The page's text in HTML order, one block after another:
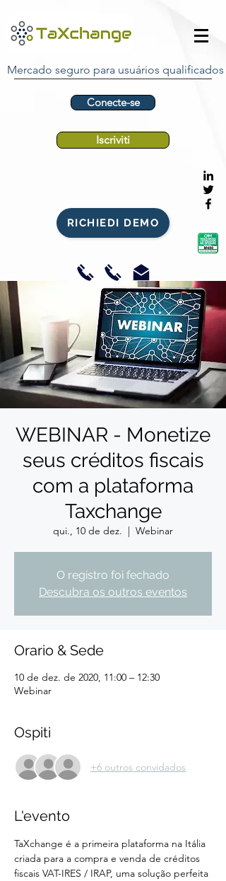
Mercado seguro para usuários qualificados
Conecte-se
Iscriviti
RICHIEDI DEMO
WEBINAR - Monetize
seus créditos fiscais
com a plataforma
Taxchange
qui., 10 de dez.
  |
Webinar
O registro foi fechado
Descubra os outros eventos
Orario & Sede
10 de dez. de 2020, 11:00 – 12:30
Webinar
Ospiti
+6 outros convidados
L'evento
TaXchange é a primeira plataforma na Itália
criada para a compra e venda de créditos
fiscais VAT-IRES / IRAP, uma solução perfeita